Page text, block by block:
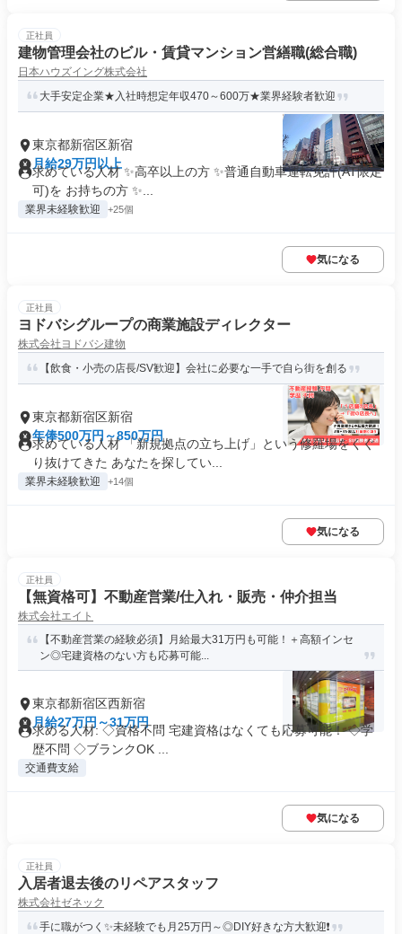
正社員
建物管理会社のビル・賃貸マンション営繕職(総合職)
日本ハウズイング株式会社
大手安定企業★入社時想定年収470～600万★業界経験者歓迎
東京都新宿区新宿
月給29万円以上
求めている人材 ✨高卒以上の方 ✨普通自動車運転免許(AT限定
可)を お持ちの方 ✨...
業界未経験歓迎 +25個
気になる
正社員
ヨドバシグループの商業施設ディレクター
株式会社ヨドバシ建物
【飲食・小売の店長/SV歓迎】会社に必要な一手で自ら街を創る
東京都新宿区新宿
年俸500万円～850万円
求めている人材 「新規拠点の立ち上げ」という修羅場をくぐ
り抜けてきた あなたを探してい...
業界未経験歓迎 +14個
気になる
正社員
【無資格可】不動産営業/仕入れ・販売・仲介担当
株式会社エイト
【不動産営業の経験必須】月給最大31万円も可能！＋高額インセ
ン◎宅建資格のない方も応募可能...
東京都新宿区西新宿
月給27万円～31万円
求める人材: ◇資格不問 宅建資格はなくても応募可能！ ◇学
歴不問 ◇ブランクOK ...
交通費支給
気になる
正社員
入居者退去後のリペアスタッフ
株式会社ゼネック
手に職がつく✨未経験でも月25万円～◎DIY好きな方大歓迎❗